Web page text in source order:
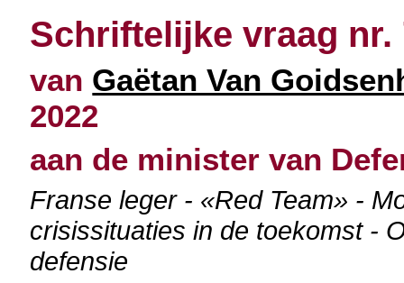
Schriftelijke vraag nr.
van Gaëtan Van
2022
aan de minister van
Franse leger - «Red Team» -
crisissituaties in de toekomst -
defensie